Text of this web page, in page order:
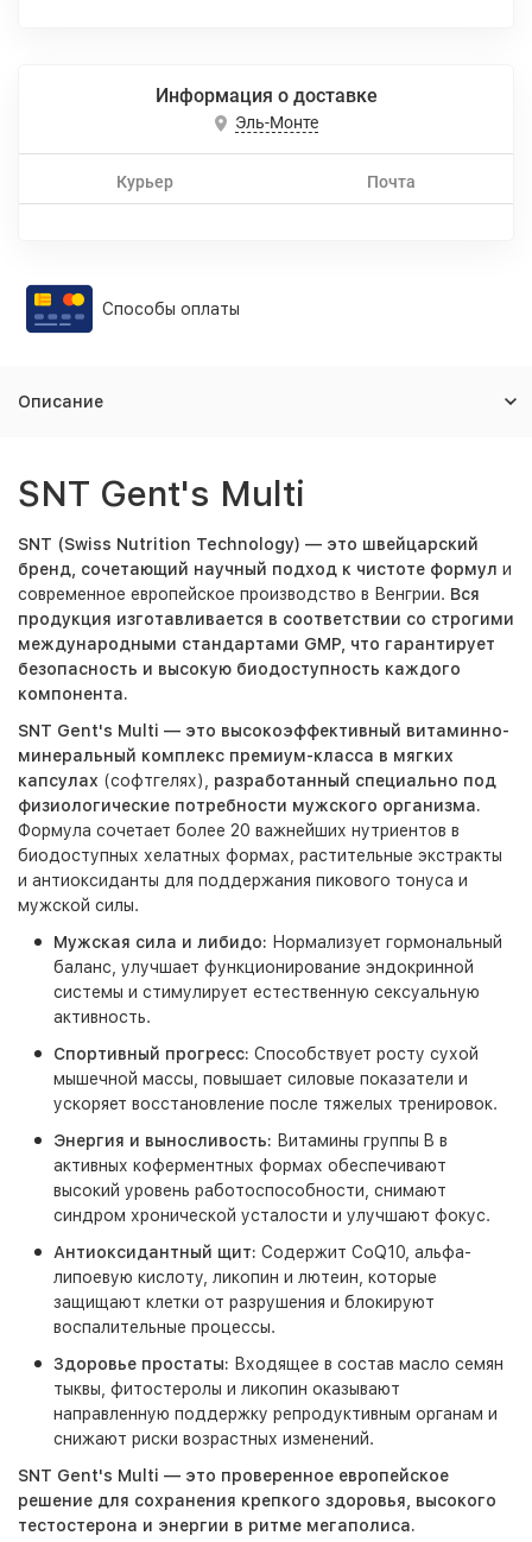
Информация о доставке
Эль-Монте
Курьер Почта
Способы оплаты
Описание
SNT Gent's Multi
SNT (Swiss Nutrition Technology) — это швейцарский
бренд, сочетающий научный подход к чистоте формул и
современное европейское производство в Венгрии. Вся
продукция изготавливается в соответствии со строгими
международными стандартами GMP, что гарантирует
безопасность и высокую биодоступность каждого
компонента.
SNT Gent's Multi — это высокоэффективный витаминно-
минеральный комплекс премиум-класса в мягких
капсулах (софтгелях), разработанный специально под
физиологические потребности мужского организма.
Формула сочетает более 20 важнейших нутриентов в
биодоступных хелатных формах , растительные экстракты
и антиоксиданты для поддержания пикового тонуса и
мужской силы.
Мужская сила и либидо: Нормализует гормональный
баланс, улучшает функционирование эндокринной
системы и стимулирует естественную сексуальную
активность.
Спортивный прогресс: Способствует росту сухой
мышечной массы, повышает силовые показатели и
ускоряет восстановление после тяжелых тренировок.
Энергия и выносливость: Витамины группы B в
активных коферментных формах обеспечивают
высокий уровень работоспособности, снимают
синдром хронической усталости и улучшают фокус.
Антиоксидантный щит: Содержит CoQ10, альфа-
липоевую кислоту, ликопин и лютеин, которые
защищают клетки от разрушения и блокируют
воспалительные процессы.
Здоровье простаты: Входящее в состав масло семян
тыквы, фитостеролы и ликопин оказывают
направленную поддержку репродуктивным органам и
снижают риски возрастных изменений.
SNT Gent's Multi — это проверенное европейское
решение для сохранения крепкого здоровья, высокого
тестостерона и энергии в ритме мегаполиса.